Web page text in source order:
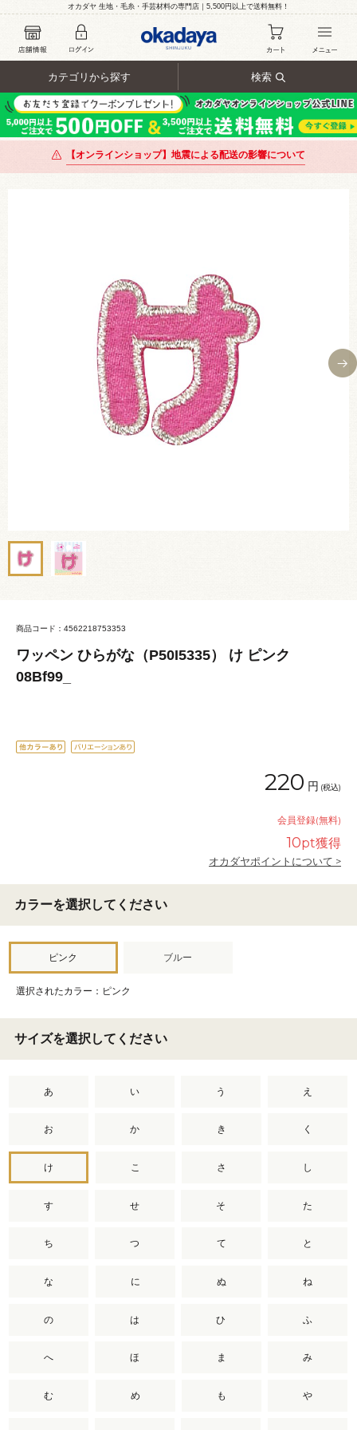
オカダヤ 生地・毛糸・手芸材料の専門店｜5,500円以上で送料無料！
カテゴリから探す 検索
【オンラインショップ】地震による配送の影響について
商品コード：4562218753353
ワッペン ひらがな（P50I5335） け ピンク
08Bf99_
220 円 (税込)
会員登録(無料)
10pt獲得
オカダヤポイントについて >
カラーを選択してください
ピンク ブルー
選択されたカラー：ピンク
サイズを選択してください
あ い う え
お か き く
け こ さ し
す せ そ た
ち つ て と
な に ぬ ね
の は ひ ふ
へ ほ ま み
む め も や